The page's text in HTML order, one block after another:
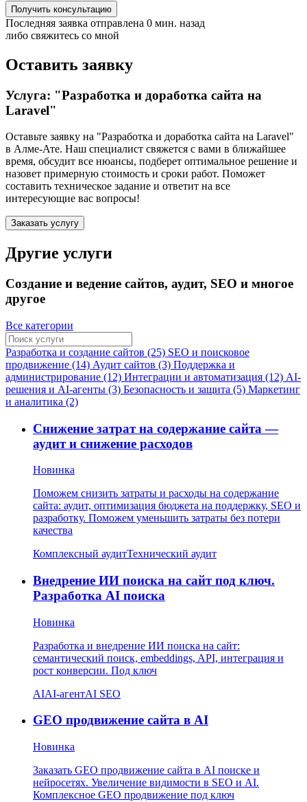
Получить консультацию
Последняя заявка отправлена 0 мин. назад
либо свяжитесь со мной
Оставить заявку
Услуга: "Разработка и доработка сайта на
Laravel"
Оставьте заявку на "Разработка и доработка сайта на Laravel"
в Алме-Ате. Наш специалист свяжется с вами в ближайшее
время, обсудит все нюансы, подберет оптимальное решение и
назовет примерную стоимость и сроки работ. Поможет
составить техническое задание и ответит на все
интересующие вас вопросы!
Заказать услугу
Другие услуги
Создание и ведение сайтов, аудит, SEO и многое
другое
Все категории
Разработка и создание сайтов (25) SEO и поисковое
продвижение (14) Аудит сайтов (3) Поддержка и
администрирование (12) Интеграции и автоматизация (12) AI-
решения и AI-агенты (3) Безопасность и защита (5) Маркетинг
и аналитика (2)
Снижение затрат на содержание сайта —
аудит и снижение расходов
Новинка
Поможем снизить затраты и расходы на содержание
сайта: аудит, оптимизация бюджета на поддержку, SEO и
разработку. Поможем уменьшить затраты без потери
качества
Комплексный аудитТехнический аудит
Внедрение ИИ поиска на сайт под ключ.
Разработка AI поиска
Новинка
Разработка и внедрение ИИ поиска на сайт:
семантический поиск, embeddings, API, интеграция и
рост конверсии. Под ключ
AIAI-агентAI SEO
GEO продвижение сайта в AI
Новинка
Заказать GEO продвижение сайта в AI поиске и
нейросетях. Увеличение видимости в SEO и AI.
Комплексное GEO продвижение под ключ